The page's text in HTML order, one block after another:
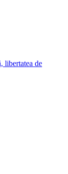
libertatea de